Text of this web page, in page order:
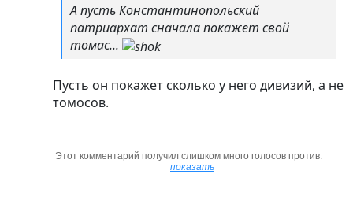
А пусть Константинопольский
патриархат сначала покажет свой
томас...
Пусть он покажет сколько у него дивизий, а не
томосов.
Этот комментарий получил слишком много голосов против.
показать